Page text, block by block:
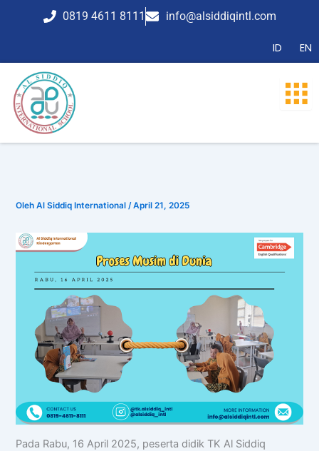
0819 4611 8111 info@alsiddiqintl.com
ID EN
OlehAl Siddiq International/April 21, 2025
Pada Rabu, 16 April 2025, peserta didik TK Al Siddiq